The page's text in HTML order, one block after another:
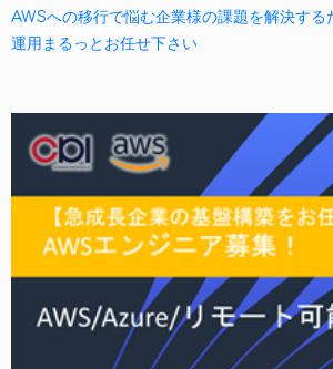
AWSへの移行で悩む企業様の課題を解決する
運用まるっとお任せ下さい